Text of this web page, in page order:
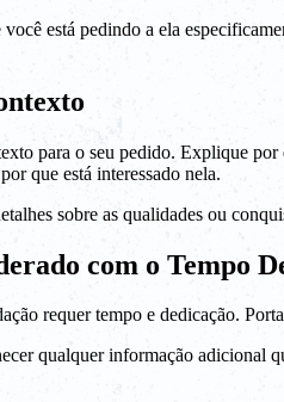
está pedindo a ela
para o seu pedido. Explique
que está interessado nela.
sobre as qualidades ou
com o Tempo
requer tempo e dedicação.
qualquer informação adicional